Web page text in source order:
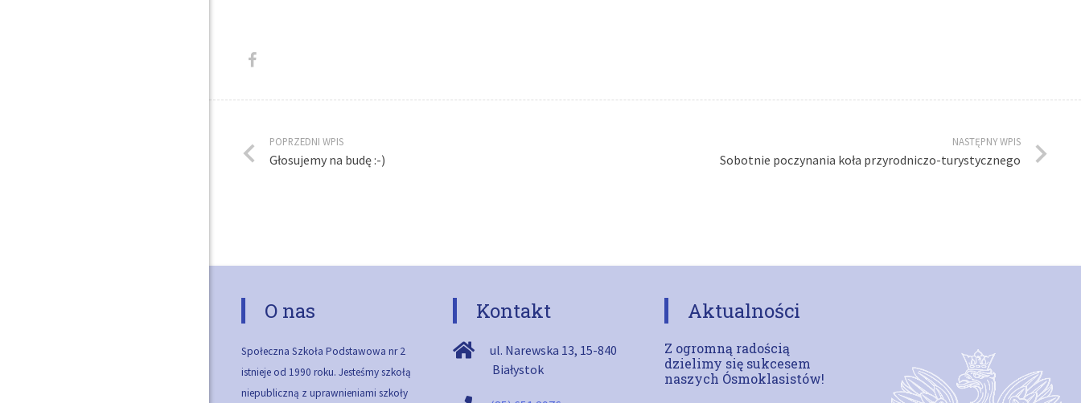
POPRZEDNI WPIS
Głosujemy na budę :-)
NASTĘPNY WPIS
Sobotnie poczynania koła przyrodniczo-turystycznego
O nas
Społeczna Szkoła Podstawowa nr 2
istnieje od 1990 roku. Jesteśmy szkołą
niepubliczną z uprawnieniami szkoły
Kontakt
ul. Narewska 13, 15-840
Białystok
Aktualności
Z ogromną radością
dzielimy się sukcesem
naszych Ósmoklasistów!